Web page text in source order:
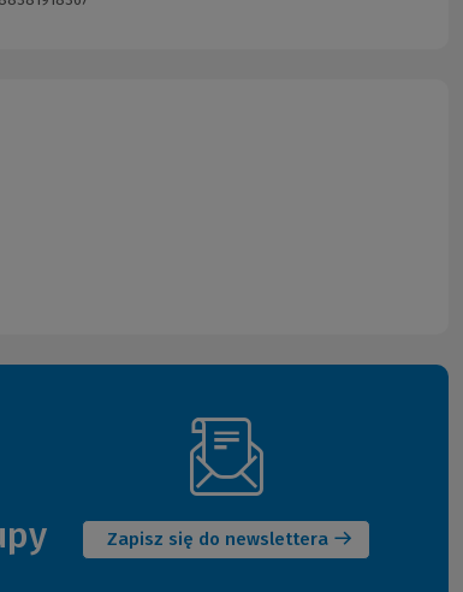
Zapisz się do newslettera
okno)